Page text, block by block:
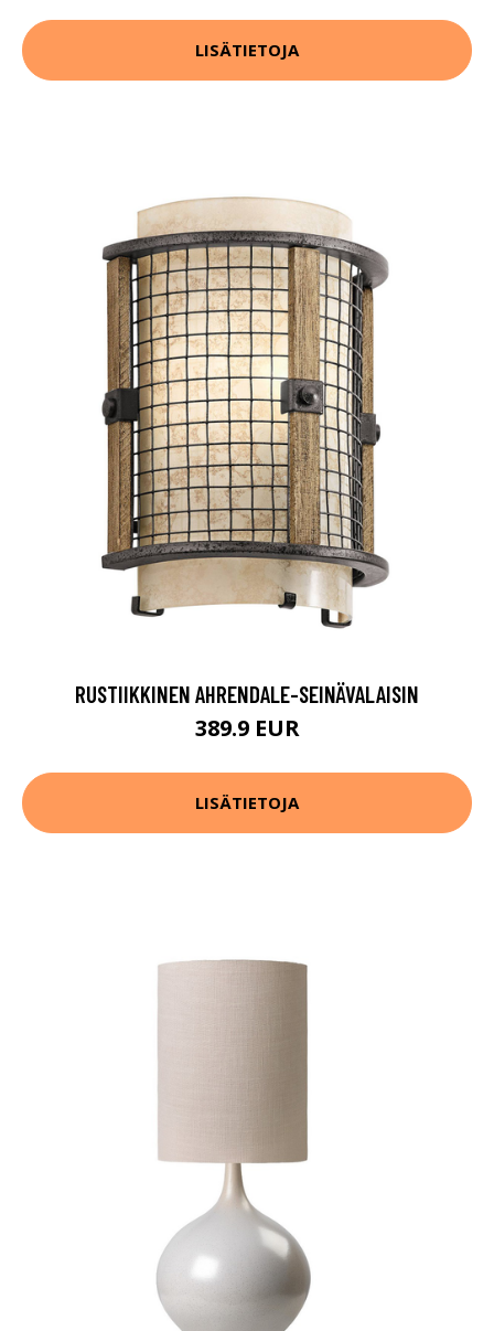
LISÄTIETOJA
RUSTIIKKINEN AHRENDALE-SEINÄVALAISIN
389.9 EUR
LISÄTIETOJA